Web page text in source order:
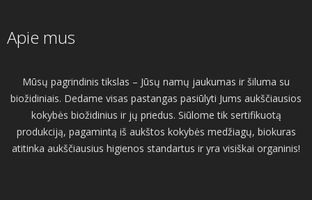
Apie mus
Mūsų pagrindinis tikslas – Jūsų namų jaukumas ir šiluma su
biožidiniais. Dedame visas pastangas pasiūlyti Jums aukščiausios
kokybės biožidinius ir jų priedus. Siūlome tik sertifikuotą
produkciją, pagamintą iš aukštos kokybės medžiagų, biokuras
atitinka aukščiausius higienos standartus ir yra visiškai organinis!